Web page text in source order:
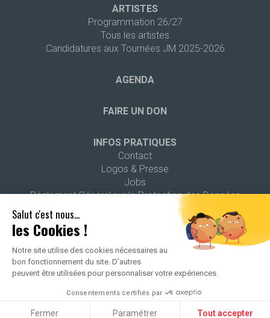
Salut c'est nous...
les Cookies !
Notre site utilise des cookies nécessaires au
bon fonctionnement du site. D’autres
peuvent être utilisées pour personnaliser votre expériences.
Consentements certifiés par
Fermer Paramétrer Tout accepter
ARTISTES
Programmation 26/27
Tous les artistes
Candidatures aux Tournées JM 2025-2026
AGENDA
FAIRE UN DON
INFOS PRATIQUES
Contact
Logos & Presse
Jobs
Règlement Général sur la Protection des Données
2026 ALL RIGHTS RESERVED -POLITIQUE DE CONFIDENTIALITÉ
MENTIONS LÉGALES